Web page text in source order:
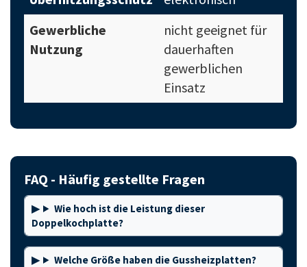
Gewerbliche
Nutzung
nicht geeignet für
dauerhaften
gewerblichen
Einsatz
FAQ - Häufig gestellte Fragen
Wie hoch ist die Leistung dieser
Doppelkochplatte?
Welche Größe haben die Gussheizplatten?